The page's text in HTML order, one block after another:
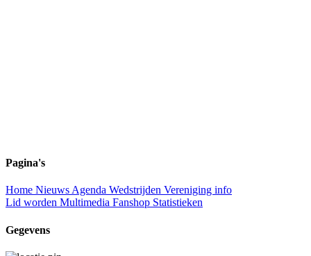
Pagina's
Home NieuwsAgenda Wedstrijden Vereniging info
Lid worden Multimedia Fanshop Statistieken
Gegevens